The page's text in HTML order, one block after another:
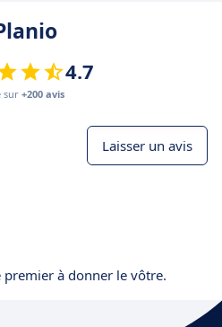
4.7
sur +200 avis
Laisser un avis
premier à donner le vôtre.